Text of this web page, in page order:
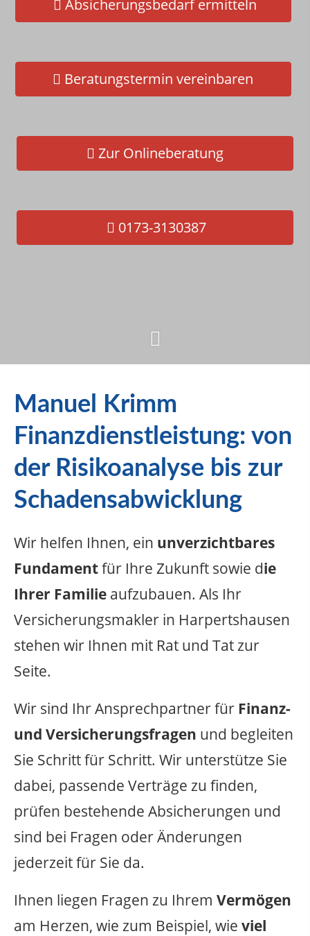
Absicherungsbedarf ermitteln
Beratungstermin vereinbaren
Zur Onlineberatung
0173-3130387
Schnelltest - Jetzt gleich selbst
Manuel Krimm
Finanzdienstleistung: von
der Risikoanalyse bis zur
Schadensabwicklung
Wir helfen Ihnen, ein unverzichtbares
Fundamentfür Ihre Zukunft sowie die
Ihrer Familie aufzubauen. Als Ihr
Versicherungsmakler in Harpertshausen
stehen wir Ihnen mit Rat und Tat zur
Seite.
Wir sind Ihr Ansprechpartner für Finanz-
und Versicherungsfragen und begleiten
Sie Schritt für Schritt. Wir unterstütze Sie
dabei, passende Verträge zu finden,
prüfen bestehende Absicherungen und
sind bei Fragen oder Änderungen
jederzeit für Sie da.
Ihnen liegen Fragen zu Ihrem Vermögen
am Herzen, wie zum Beispiel, wie viel